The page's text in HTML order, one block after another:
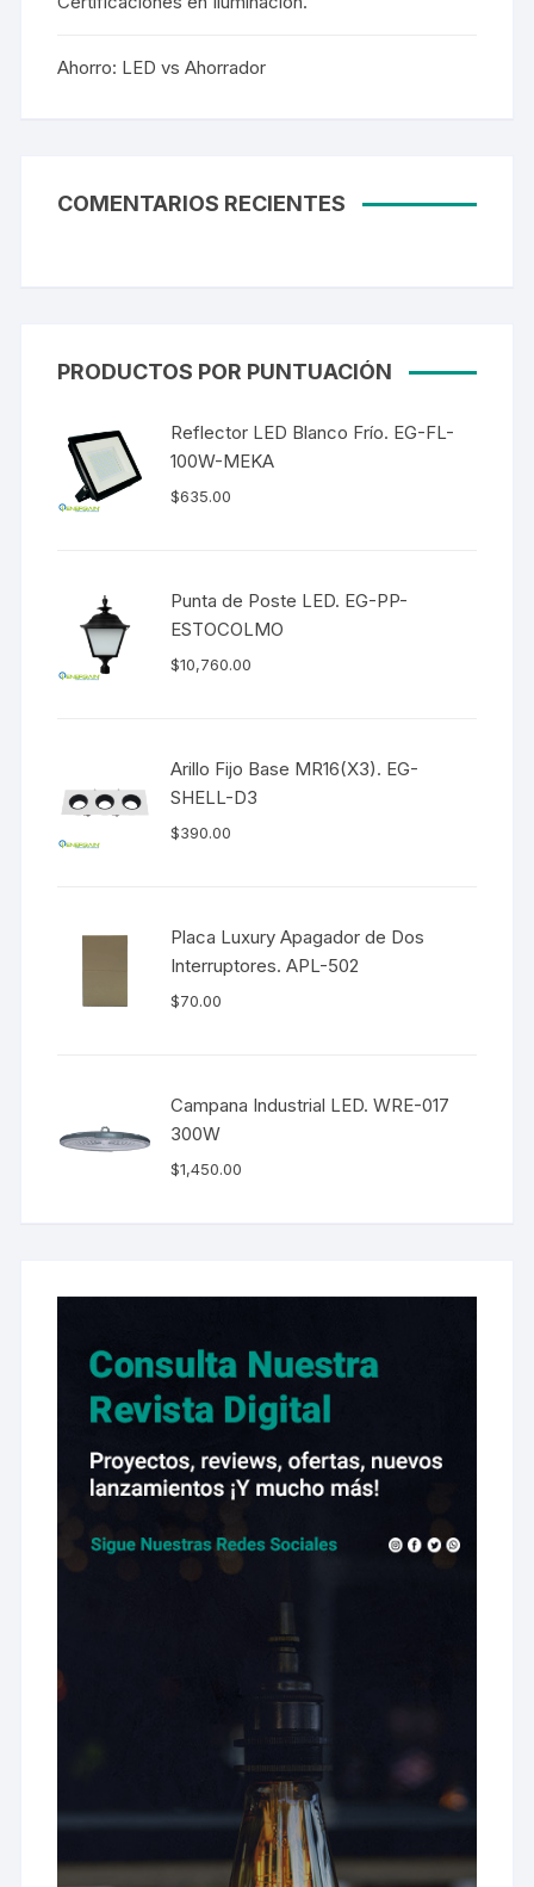
Ahorro: LED vs Ahorrador
COMENTARIOS RECIENTES
PRODUCTOS POR PUNTUACIÓN
Reflector LED Blanco Frío. EG-FL-
100W-MEKA
$635.00
Punta de Poste LED. EG-PP-
ESTOCOLMO
$10,760.00
Arillo Fijo Base MR16(X3). EG-
SHELL-D3
$390.00
Placa Luxury Apagador de Dos
Interruptores. APL-502
$70.00
Campana Industrial LED. WRE-017
300W
$1,450.00